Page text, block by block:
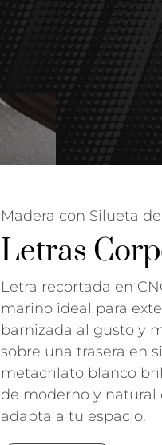
Madera con Silueta
Letras
Letra recortada en
marino ideal para
barnizada al gusto y
sobre una trasera en
metacrilato blanco
de moderno y natural
adapta a tu espacio.